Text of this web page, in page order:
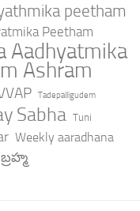
peetham
Peetham
Aadhyatmika
Ashram
Tadepalligudem
Sabha Tuni
Weekly aaradhana